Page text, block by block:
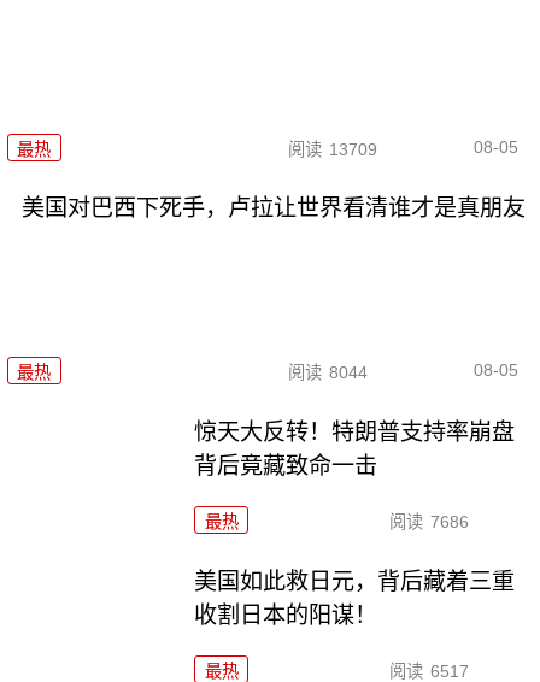
最热 阅读 13709 08-05
美国对巴西下死手，卢拉让世界看清谁才是真朋友
最热 阅读 8044 08-05
惊天大反转！特朗普支持率崩盘
背后竟藏致命一击
最热 阅读 7686
美国如此救日元，背后藏着三重
收割日本的阳谋！
最热 阅读 6517